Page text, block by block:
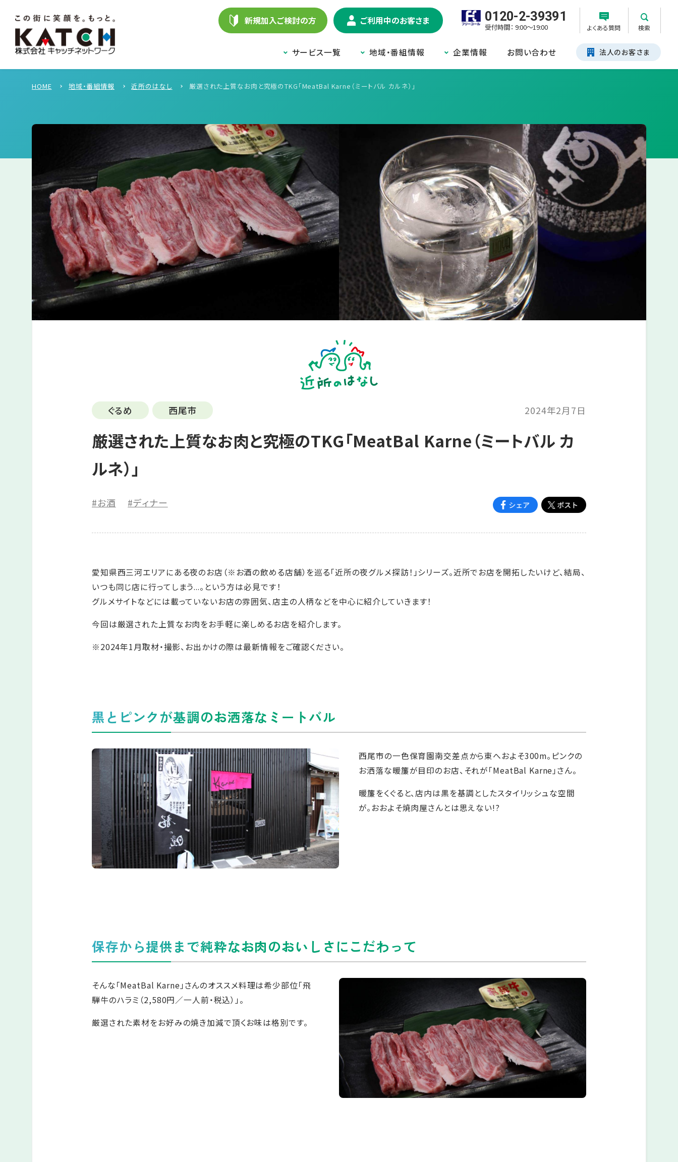
新規加入ご検討の方 ご利用中のお客さま 0120-2-39391
受付時間： 9:00～19:00 よくある質問 検索
サービス一覧 地域・番組情報 企業情報 お問い合わせ 法人のお客さま
HOME 地域・番組情報 近所のはなし 厳選された上質なお肉と究極のTKG「MeatBal Karne（ミートバル カルネ）」
ぐるめ 西尾市 2024年2月7日
厳選された上質なお肉と究極のTKG「MeatBal Karne（ミートバル カ
ルネ）」
#お酒 #ディナー
愛知県西三河エリアにある夜のお店（※お酒の飲める店舗）を巡る「近所の夜グルメ探訪！」シリーズ。近所でお店を開拓したいけど、結局、
いつも同じ店に行ってしまう...。という方は必見です！
グルメサイトなどには載っていないお店の雰囲気、店主の人柄などを中心に紹介していきます！
今回は厳選された上質なお肉をお手軽に楽しめるお店を紹介します。
※2024年1月取材・撮影、お出かけの際は最新情報をご確認ください。
黒とピンクが基調のお洒落なミートバル
西尾市の一色保育園南交差点から東へおよそ300m。ピンクの
お洒落な暖簾が目印のお店、それが「MeatBal Karne」さん。
暖簾をくぐると、店内は黒を基調としたスタイリッシュな空間
が。おおよそ焼肉屋さんとは思えない!?
保存から提供まで純粋なお肉のおいしさにこだわって
そんな「MeatBal Karne」さんのオススメ料理は希少部位「飛
騨牛のハラミ（2,580円／一人前・税込）」。
厳選された素材をお好みの焼き加減で頂くお味は格別です。